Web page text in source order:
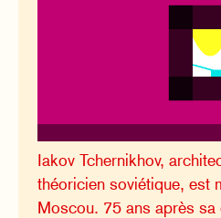
Iakov Tchernikhov,
théoricien soviétique, est
Moscou. 75 ans après